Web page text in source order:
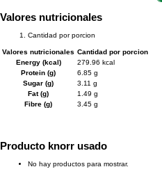
Valores nutricionales
Cantidad por porcion
Valores nutricionales Cantidad por porcion
Energy (kcal)
279.96 kcal
Protein (g)
6.85 g
Sugar (g)
3.11 g
Fat (g)
1.49 g
Fibre (g)
3.45 g
Producto knorr usado
No hay productos para mostrar.